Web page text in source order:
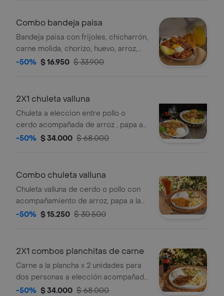
Combo bandeja paisa
Bandeja paisa con frijoles, chicharrón,
carne molida, chorizo, huevo, arroz,
aguacate y bebida a elección.
-50% $ 16.950 $ 33.900
2X1 chuleta valluna
Chuleta a eleccion entre pollo o
cerdo acompañada de arroz , papa a
la francesa .
-50% $ 34.000 $ 68.000
Combo chuleta valluna
Chuleta valluna de cerdo o pollo con
acompañamiento de arroz, papa a la
francesa y bebida a elección
-50% $ 15.250 $ 30.500
2X1 combos planchitas de carne
Carne a la plancha x 2 unidades para
dos personas a elección acompañada
de 2 porciones de arroz, 2 papas a la
-50% $ 34.000 $ 68.000